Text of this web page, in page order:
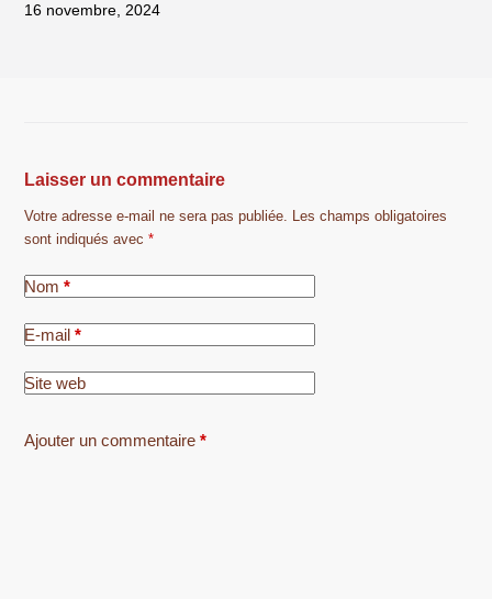
16 novembre, 2024
Laisser un commentaire
Votre adresse e-mail ne sera pas publiée. Les champs obligatoires
sont indiqués avec*
Nom *
E-mail *
Site web
Ajouter un commentaire *